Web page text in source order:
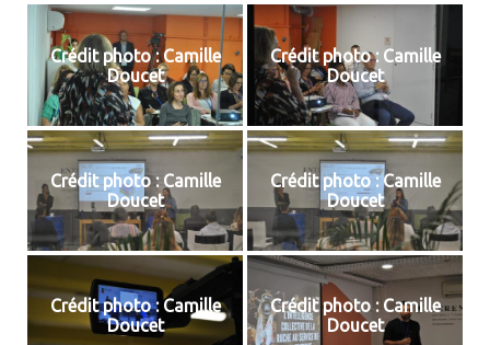
Crédit photo : Camille
Doucet
Crédit photo : Camille
Doucet
Crédit photo : Camille
Doucet
Crédit photo : Camille
Doucet
Crédit photo : Camille
Doucet
Crédit photo : Camille
Doucet